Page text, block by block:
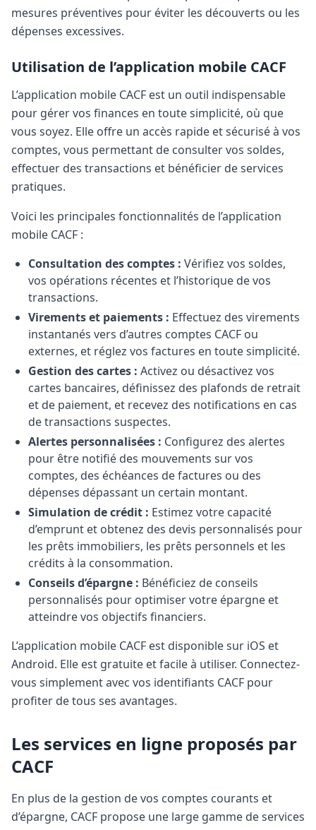
mesures préventives pour éviter les découverts ou les
dépenses excessives.
Utilisation de l’application mobile CACF
L’application mobile CACF est un outil indispensable
pour gérer vos finances en toute simplicité, où que
vous soyez. Elle offre un accès rapide et sécurisé à vos
comptes, vous permettant de consulter vos soldes,
effectuer des transactions et bénéficier de services
pratiques.
Voici les principales fonctionnalités de l’application
mobile CACF :
Consultation des comptes : Vérifiez vos soldes,
vos opérations récentes et l’historique de vos
transactions.
Virements et paiements : Effectuez des virements
instantanés vers d’autres comptes CACF ou
externes, et réglez vos factures en toute simplicité.
Gestion des cartes : Activez ou désactivez vos
cartes bancaires, définissez des plafonds de retrait
et de paiement, et recevez des notifications en cas
de transactions suspectes.
Alertes personnalisées : Configurez des alertes
pour être notifié des mouvements sur vos
comptes, des échéances de factures ou des
dépenses dépassant un certain montant.
Simulation de crédit : Estimez votre capacité
d’emprunt et obtenez des devis personnalisés pour
les prêts immobiliers, les prêts personnels et les
crédits à la consommation.
Conseils d’épargne : Bénéficiez de conseils
personnalisés pour optimiser votre épargne et
atteindre vos objectifs financiers.
L’application mobile CACF est disponible sur iOS et
Android. Elle est gratuite et facile à utiliser. Connectez-
vous simplement avec vos identifiants CACF pour
profiter de tous ses avantages.
Les services en ligne proposés par
CACF
En plus de la gestion de vos comptes courants et
d’épargne, CACF propose une large gamme de services